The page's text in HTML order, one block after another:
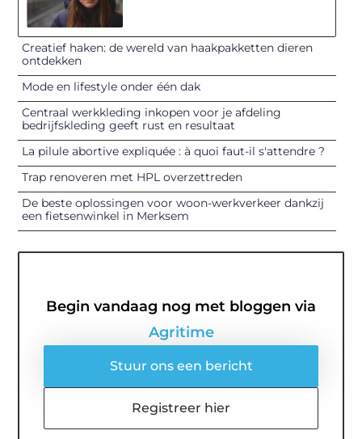
Creatief haken: de wereld van haakpakketten dieren
ontdekken
Mode en lifestyle onder één dak
Centraal werkkleding inkopen voor je afdeling
bedrijfskleding geeft rust en resultaat
La pilule abortive expliquée : à quoi faut-il s'attendre ?
Trap renoveren met HPL overzettreden
De beste oplossingen voor woon-werkverkeer dankzij
een fietsenwinkel in Merksem
Begin vandaag nog met bloggen via
Agritime
Stuur ons een bericht
Registreer hier